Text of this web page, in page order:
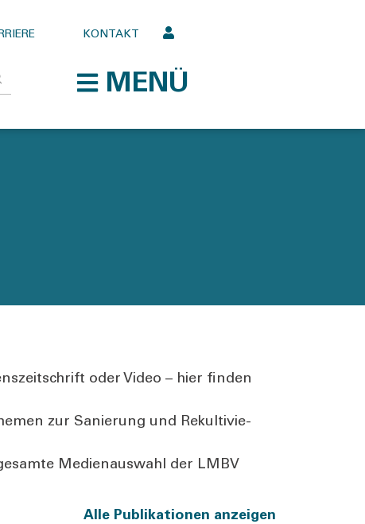
KONTAKT
MENÜ
oder Video – hier fin­den
zur Sanie­rung und Rekul­ti­vie­
Medi­en­aus­wahl der LMBV
Alle Publi­ka­tio­nen anzei­gen